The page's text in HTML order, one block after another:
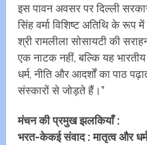
इस पावन अवसर पर दिल्ली
सिंह वर्मा विशिष्ट अतिथि के रूप
श्री रामलीला सोसायटी की
एक नाटक नहीं, बल्कि यह
धर्म, नीति और आदर्शों का पाठ
संस्कारों से जोड़ते हैं।”
मंचन की प्रमुख झलकियाँ :
भरत-केकई संवाद : मातृत्व और धर्म